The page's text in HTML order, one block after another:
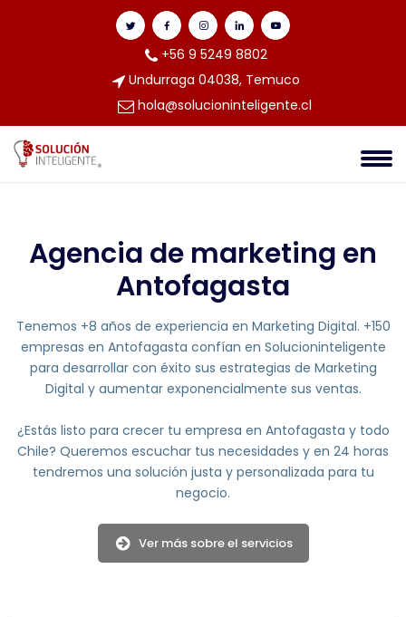
+56 9 5249 8802
Undurraga 04038, Temuco
hola@solucioninteligente.cl
Agencia de marketing en
Antofagasta
Tenemos +8 años de experiencia en Marketing Digital. +150
empresas en Antofagasta confían en Solucioninteligente
para desarrollar con éxito sus estrategias de Marketing
Digital y aumentar exponencialmente sus ventas.
¿Estás listo para crecer tu empresa en Antofagasta y todo
Chile? Queremos escuchar tus necesidades y en 24 horas
tendremos una solución justa y personalizada para tu
negocio.
Ver más sobre el servicios